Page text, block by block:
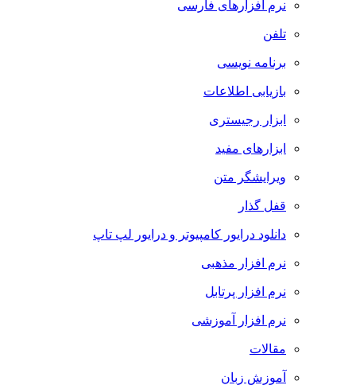
نرم افزارهای فارسی
تلفن
برنامه نویسی
بازیابی اطلاعات
ابزار رجیستری
ابزارهای مفید
ویرایشگر متن
قفل گذار
دانلود درایور کامپیوتر و درایور لپ تاپ
نرم افزار مذهبی
نرم افزار پرتابل
نرم افزار آموزشی
مقالات
آموزش زبان